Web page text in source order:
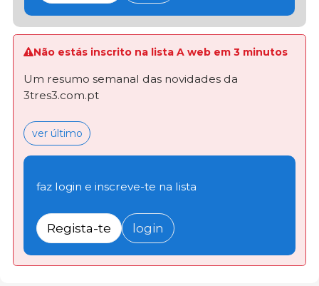
Não estás inscrito na lista A web em 3 minutos
Um resumo semanal das novidades da
3tres3.com.pt
ver último
faz login e inscreve-te na lista
Regista-te login